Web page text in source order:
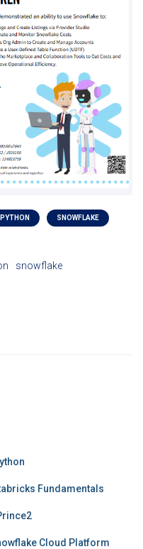
PYTHON SNOWFLAKE
snowflake
Fundamentals
Cloud Platform